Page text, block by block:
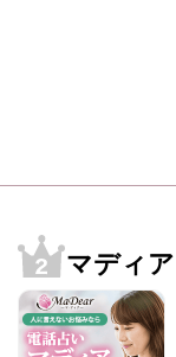
マディア